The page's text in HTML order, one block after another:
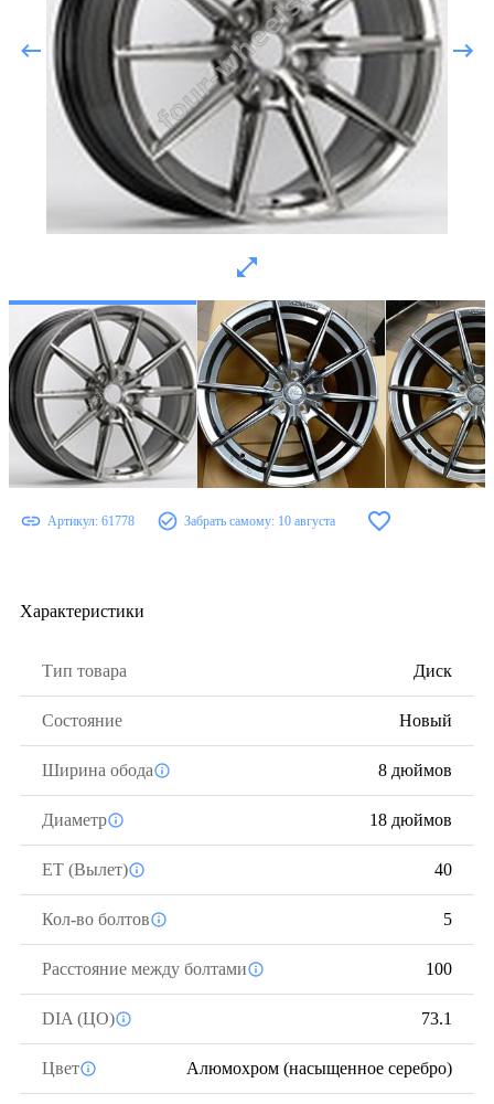
Артикул: 61778 Забрать самому: 10 августа
Характеристики
Тип товара Диск
Состояние Новый
Ширина обода 8 дюймов
Диаметр 18 дюймов
ЕТ (Вылет) 40
Кол-во болтов 5
Расстояние между болтами 100
DIA (ЦО) 73.1
Цвет Алюмохром (насыщенное серебро)